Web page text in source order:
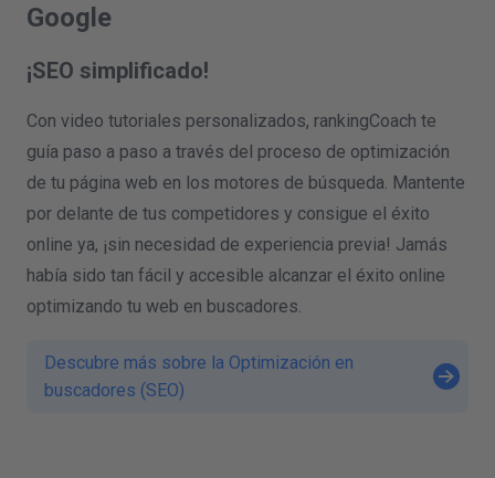
Google
¡SEO simplificado!
Con video tutoriales personalizados, rankingCoach te
guía paso a paso a través del proceso de optimización
de tu página web en los motores de búsqueda. Mantente
por delante de tus competidores y consigue el éxito
online ya, ¡sin necesidad de experiencia previa! Jamás
había sido tan fácil y accesible alcanzar el éxito online
optimizando tu web en buscadores.
Descubre más sobre la Optimización en
buscadores (SEO)